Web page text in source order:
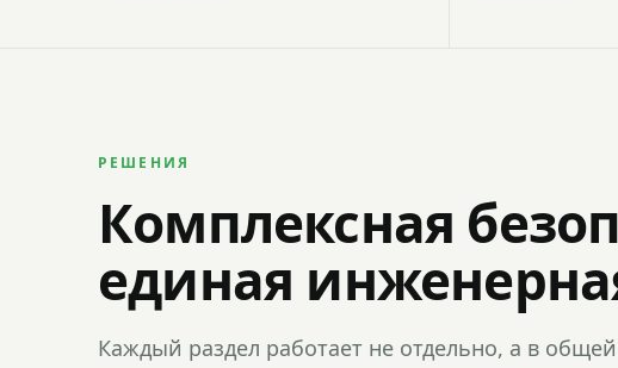
РЕШЕНИЯ
Комплексная
единая
Каждый раздел работает не отдельно, а в